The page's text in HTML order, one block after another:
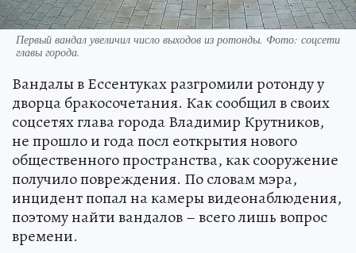
Первый вандал увеличил число выходов из ротонды. Фото: соцсети
главы города.
Вандалы в Ессентуках разгромили ротонду у
дворца бракосочетания. Как сообщил в своих
соцсетях глава города Владимир Крутников,
не прошло и года посл еоткрытия нового
общественного пространства, как сооружение
получило повреждения. По словам мэра,
инцидент попал на камеры видеонаблюдения,
поэтому найти вандалов – всего лишь вопрос
времени.